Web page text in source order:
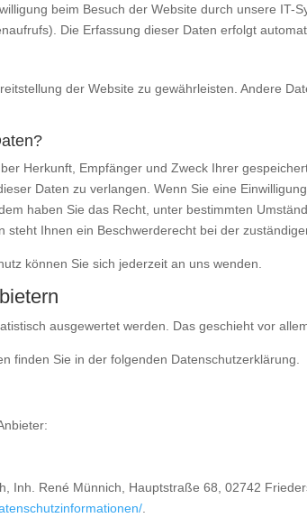
beim Besuch der Website durch unsere IT-
Die Erfassung dieser Daten erfolgt
der Website zu gewährleisten. Andere
Herkunft, Empfänger und Zweck Ihrer
Daten zu verlangen. Wenn Sie eine
haben Sie das Recht, unter bestimmten
Ihnen ein Beschwerderecht bei der
können Sie sich jederzeit an uns wenden.
ausgewertet werden. Das geschieht vor
finden Sie in der folgenden Datenschutzerklärung.
Inh. René Münnich, Hauptstraße 68, 02742